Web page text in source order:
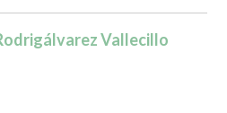
Vallecillo